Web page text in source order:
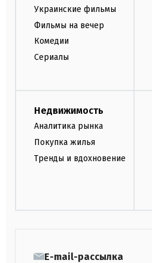
Украинские фильмы
Фильмы на вечер
Комедии
Сериалы
Недвижимость
Аналитика рынка
Покупка жилья
Тренды и вдохновение
E-mail-рассылка